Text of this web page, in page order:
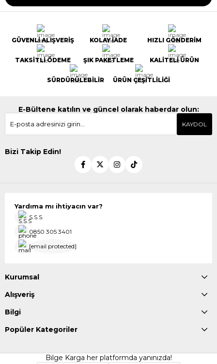
GÜVENLİ ALIŞVERİŞ KOLAY İADE HIZLI GÖNDERİM
TAKSİTLİ ÖDEME ŞIK PAKETLEME KALİTELİ ÜRÜN
SÜRDÜRÜLEBİLİR ÜRÜN ÇEŞİTLİLİĞİ
E-Bültene katılın ve güncel olarak haberdar olun:
KAYDOL
Bizi Takip Edin!
Yardıma mı ihtiyacın var?
S.S.S.
0850 305 3401
[email protected]
Kurumsal
Alışveriş
Bilgi
Popüler Kategoriler
Bilge Karga her platformda yanınızda!